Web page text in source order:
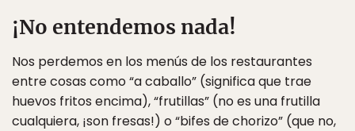
¡No entendemos nada!
Nos perdemos en los menús de los restaurantes
entre cosas como “a caballo” (significa que trae
huevos fritos encima), “frutillas” (no es una frutilla
cualquiera, ¡son fresas!) o “bifes de chorizo” (que no,